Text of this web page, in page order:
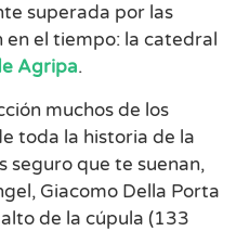
superada por las
el tiempo: la catedral
Agripa.
muchos de los
toda la historia de la
seguro que te suenan,
Giacomo Della Porta
de la cúpula (133